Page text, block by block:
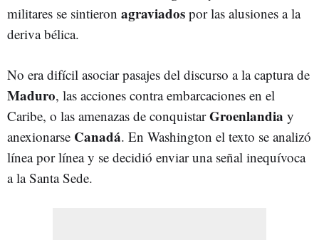
militares se sintieron agraviados por las alusiones a la
deriva bélica.
No era difícil asociar pasajes del discurso a la captura de
Maduro, las acciones contra embarcaciones en el
Caribe, o las amenazas de conquistarGroenlandia y
anexionarse Canadá. En Washington el texto se analizó
línea por línea y se decidió enviar una señal inequívoca
a la Santa Sede.